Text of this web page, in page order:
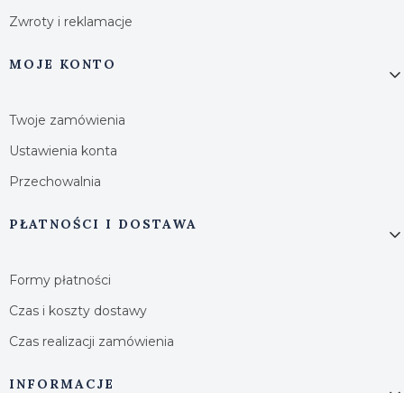
Zwroty i reklamacje
MOJE KONTO
Twoje zamówienia
Ustawienia konta
Przechowalnia
PŁATNOŚCI I DOSTAWA
Formy płatności
Czas i koszty dostawy
Czas realizacji zamówienia
INFORMACJE